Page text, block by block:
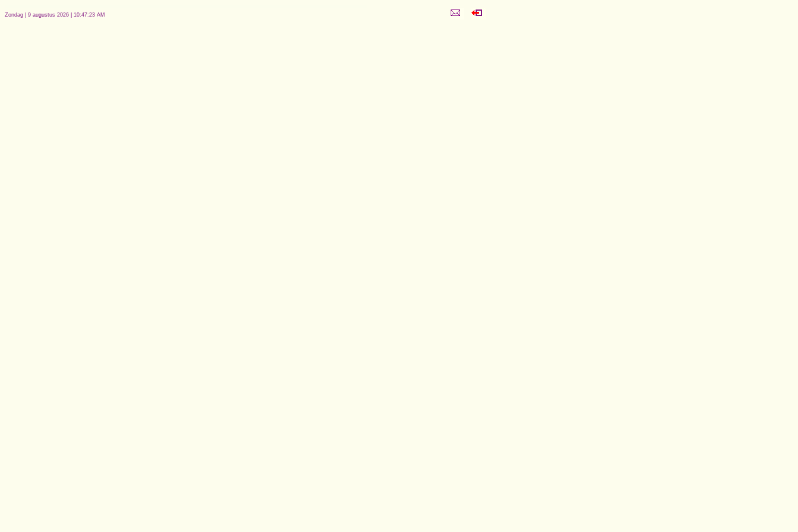
Zondag | 9 augustus 2026 | 10:47:23 AM